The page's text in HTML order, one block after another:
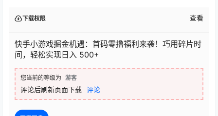
下载权限 查看
快手小游戏掘金机遇：首码零撸福利来袭！巧用碎片时
间，轻松实现日入 500+
您当前的等级为 游客
评论后刷新页面下载 评论